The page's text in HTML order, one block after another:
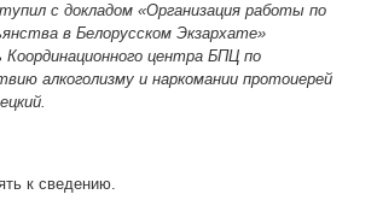
с докладом «Организация работы по
в Белорусском Экзархате»
Координационного центра БПЦ по
алкоголизму и наркомании протоиерей
к сведению.